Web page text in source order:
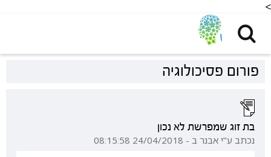
<
פורום פסיכולוגיה
בת זוג שמפרשת לא נכון
נכתב ע"י אבנר ב - 24/04/2018 08:15:58